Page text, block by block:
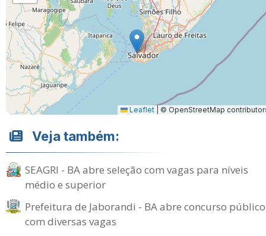
Leaflet © OpenStreetMap
Veja também:
SEAGRI - BA abre seleção com vagas para níveis
médio e superior
Prefeitura de Jaborandi - BA abre concurso público
com diversas vagas